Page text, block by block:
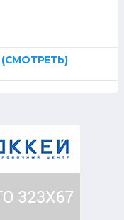
(СМОТРЕТЬ)